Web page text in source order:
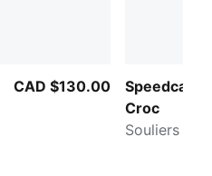
CAD $130.00
Speedcat
Croc
Souliers